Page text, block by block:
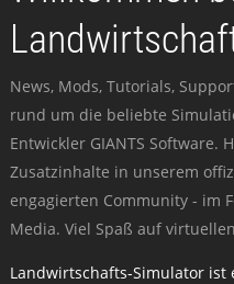
News, Mods, Tutorials,
rund um die beliebte
Entwickler GIANTS Software.
Zusatzinhalte in unserem
engagierten Community - im
Media. Viel Spaß auf
Landwirtschafts-Simulator